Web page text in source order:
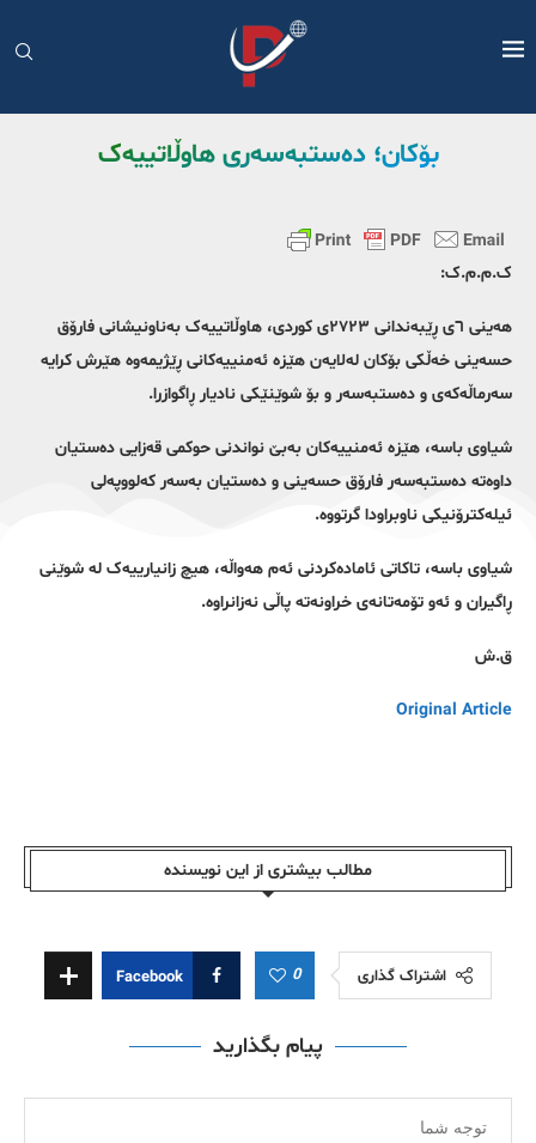
بۆکان؛ دەستبەسەری هاوڵاتییەک
ک.م.م.ک:
هەینی ٦ی ڕێبەندانی ٢٧٢٣ی کوردی، هاوڵاتییەک بەناونیشانی فارۆق
حسەینی خەڵکی بۆکان لەلایەن هێزە ئەمنییەکانی ڕێژیمەوە هێرش کرایە
سەرماڵەکەی و دەستبەسەر و بۆ شوێنێکی نادیار ڕاگوازرا.
شیاوی باسە، هێزە ئەمنییەکان بەبێ نواندنی حوکمی قەزایی دەستیان
داوەتە دەستبەسەر فارۆق حسەینی و دەستیان بەسەر کەلووپەلی
ئیلەکترۆنیکی ناوبراودا گرتووە.
شیاوی باسە، تاکاتی ئامادەکردنی ئەم هەواڵە، هیچ زانیارییەک لە شوێنی
ڕاگیران و ئەو تۆمەتانەی خراونەتە پاڵی نەزانراوە.
ق.ش
Original Article
مطالب بیشتری از این نویسندە
اشتراک گذاری 0
Facebook
پیام بگذارید